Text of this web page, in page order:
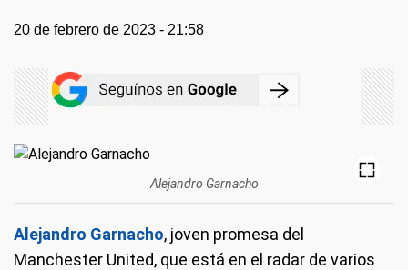
20 de febrero de 2023 - 21:58
Alejandro Garnacho
Alejandro Garnacho, joven promesa del
Manchester United, que está en el radar de varios